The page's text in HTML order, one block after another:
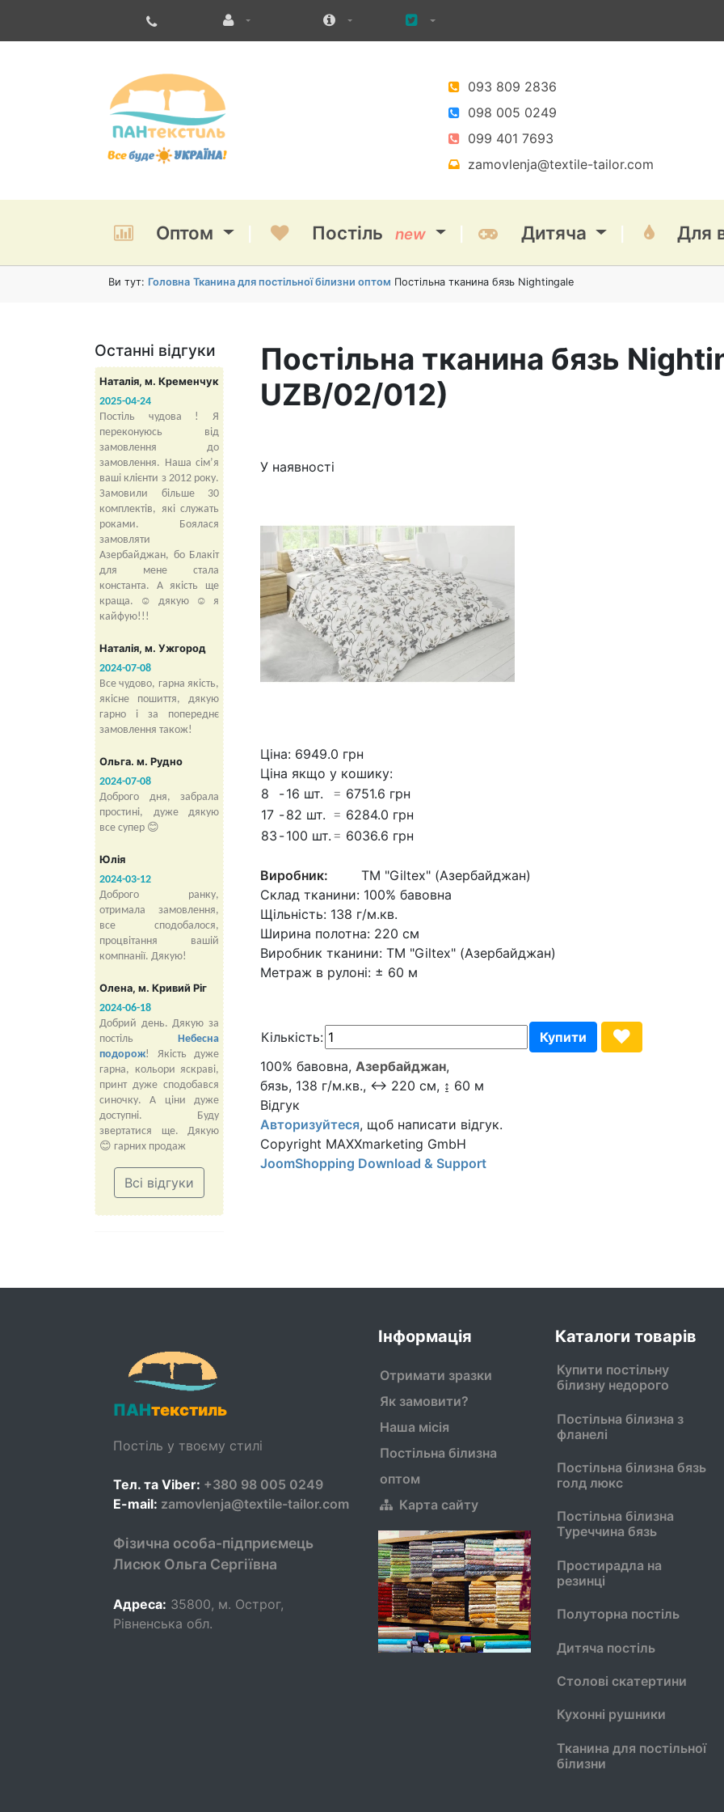
093 809 2836
098 005 0249
099 401 7693
zamovlenja@textile-tailor.com
Оптом Постіль new Дитяча Для
Ви тут: Головна Тканина для постільної білизни оптом Постільна тканина бязь Nightingale
Останні відгуки
Наталія, м. Кременчук
2025-04-24
Постіль чудова ! Я
переконуюсь від
замовлення до
замовлення. Наша сімʼя
ваші клієнти з 2012 року.
Замовили більше 30
комплектів, які служать
роками. Боялася
замовляти
Азербайджан, бо Блакіт
для мене стала
константа. А якість ще
краща. ☺️ дякую ☺️ я
кайфую!!!
Наталія, м. Ужгород
2024-07-08
Все чудово, гарна якість,
якісне пошиття, дякую
гарно і за попереднє
замовлення також!
Ольга. м. Рудно
2024-07-08
Доброго дня, забрала
простині, дуже дякую
все супер 😊
Юлія
2024-03-12
Доброго ранку,
отримала замовлення,
все сподобалося,
процвітання вашій
компнанії. Дякую!
Олена, м. Кривий Ріг
2024-06-18
Добрий день. Дякую за
постіль
Небесна
подорож! Якість дуже
гарна, кольори яскраві,
принт дуже сподобався
синочку. А ціни дуже
доступні. Буду
звертатися ще. Дякую
😊 гарних продаж
Всі відгуки
Постільна тканина бязь
UZB/02/012)
У наявності
Ціна: 6949.0 грн
Ціна якщо у кошику:
8
-16 шт. = 6751.6 грн
17 -82 шт. = 6284.0 грн
83 -100 шт. = 6036.6 грн
Виробник:
ТМ "Giltex" (Азербайджан)
Склад тканини: 100% бавовна
Щільність: 138 г/м.кв.
Ширина полотна: 220 см
Виробник тканини: ТМ "Giltex" (Азербайджан)
Метраж в рулоні: ± 60 м
Кількість:
100% бавовна, Азербайджан,
бязь, 138 г/м.кв., ↔ 220 см, ↨ 60 м
Відгук
Авторизуйтеся, щоб написати відгук.
Copyright MAXXmarketing GmbH
JoomShopping Download & Support
ПАНтекстиль
Постіль у твоєму стилі
Тел. та Viber: +380 98 005 0249
E-mail: zamovlenja@textile-tailor.com
Фізична особа-підприємець
Лисюк Ольга Сергіївна
Адреса: 35800, м. Острог,
Рівненська обл.
Інформація
Отримати зразки
Як замовити?
Наша місія
Постільна білизна
оптом
Карта сайту
Каталоги товарів
Купити постільну
білизну недорого
Постільна білизна з
фланелі
Постільна білизна бязь
голд люкс
Постільна білизна
Туреччина бязь
Простирадла на
резинці
Полуторна постіль
Дитяча постіль
Столові скатертини
Кухонні рушники
Тканина для постільної
білизни